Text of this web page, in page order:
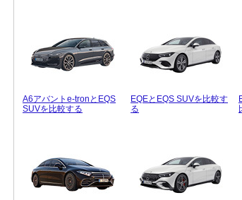
A6アバントe-tronとEQS
SUVを比較する
EQEとEQS SUVを比較す
る